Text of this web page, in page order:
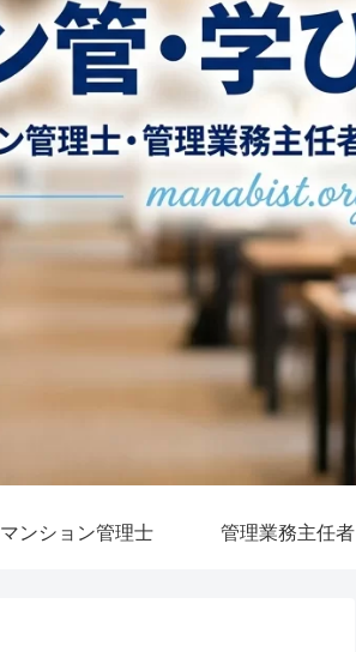
マンション管理士 管理業務主任者